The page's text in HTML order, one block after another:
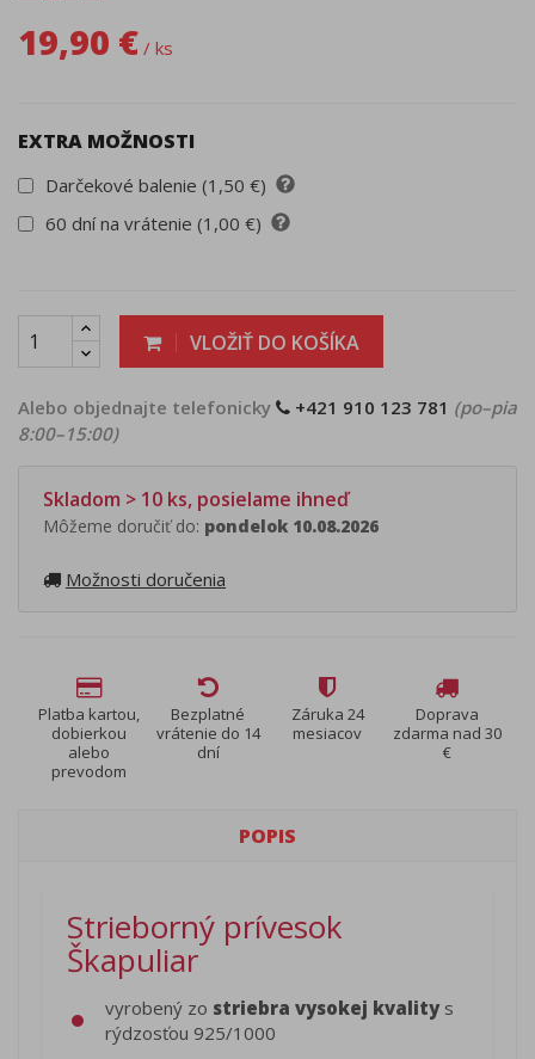
19,90 € / ks
EXTRA MOŽNOSTI
Darčekové balenie (1,50 €)
60 dní na vrátenie (1,00 €)
VLOŽIŤ DO KOŠÍKA
Alebo objednajte telefonicky +421 910 123 781 (po–pia
8:00–15:00)
Skladom > 10 ks, posielame ihneď
Môžeme doručiť do: pondelok 10.08.2026
Možnosti doručenia
Platba kartou,
dobierkou
alebo
prevodom
Bezplatné
vrátenie do 14
dní
Záruka 24
mesiacov
Doprava
zdarma nad 30
€
POPIS
Strieborný prívesok
Škapuliar
vyrobený zo striebra vysokej kvalitys
rýdzosťou 925/1000